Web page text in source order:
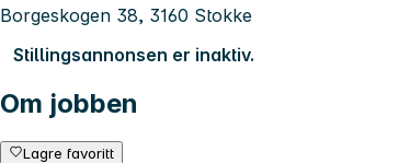
Borgeskogen 38, 3160 Stokke
Stillingsannonsen er inaktiv.
Om jobben
Lagre favoritt